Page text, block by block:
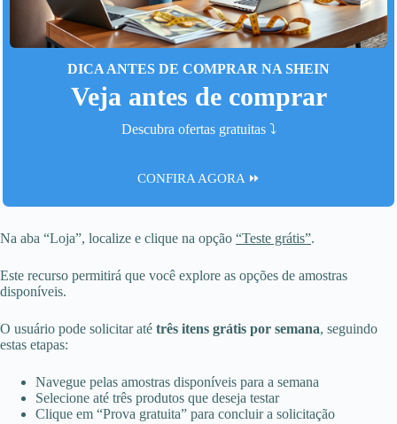
DICA ANTES DE COMPRAR NA SHEIN
Veja antes de comprar
Descubra ofertas gratuitas ⤵️
CONFIRA AGORA ⏩
Na aba “Loja”, localize e clique na opção “Teste grátis”.
Este recurso permitirá que você explore as opções de amostras
disponíveis.
O usuário pode solicitar até três itens grátis por semana, seguindo
estas etapas:
Navegue pelas amostras disponíveis para a semana
Selecione até três produtos que deseja testar
Clique em “Prova gratuita” para concluir a solicitação